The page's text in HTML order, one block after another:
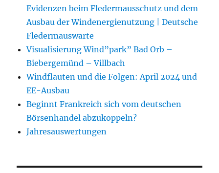
Evidenzen beim Fledermausschutz und dem
Ausbau der Windenergienutzung | Deutsche
Fledermauswarte
Visualisierung Wind”park” Bad Orb –
Biebergemünd – Villbach
Windflauten und die Folgen: April 2024 und
EE-Ausbau
Beginnt Frankreich sich vom deutschen
Börsenhandel abzukoppeln?
Jahresauswertungen